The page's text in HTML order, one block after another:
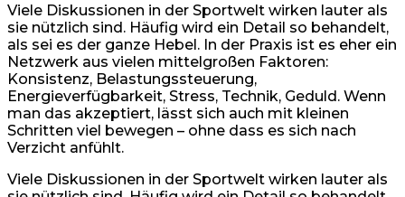
Viele Diskussionen in der Sportwelt wirken lauter als
sie nützlich sind. Häufig wird ein Detail so behandelt,
als sei es der ganze Hebel. In der Praxis ist es eher ein
Netzwerk aus vielen mittelgroßen Faktoren:
Konsistenz, Belastungssteuerung,
Energieverfügbarkeit, Stress, Technik, Geduld. Wenn
man das akzeptiert, lässt sich auch mit kleinen
Schritten viel bewegen – ohne dass es sich nach
Verzicht anfühlt.
Viele Diskussionen in der Sportwelt wirken lauter als